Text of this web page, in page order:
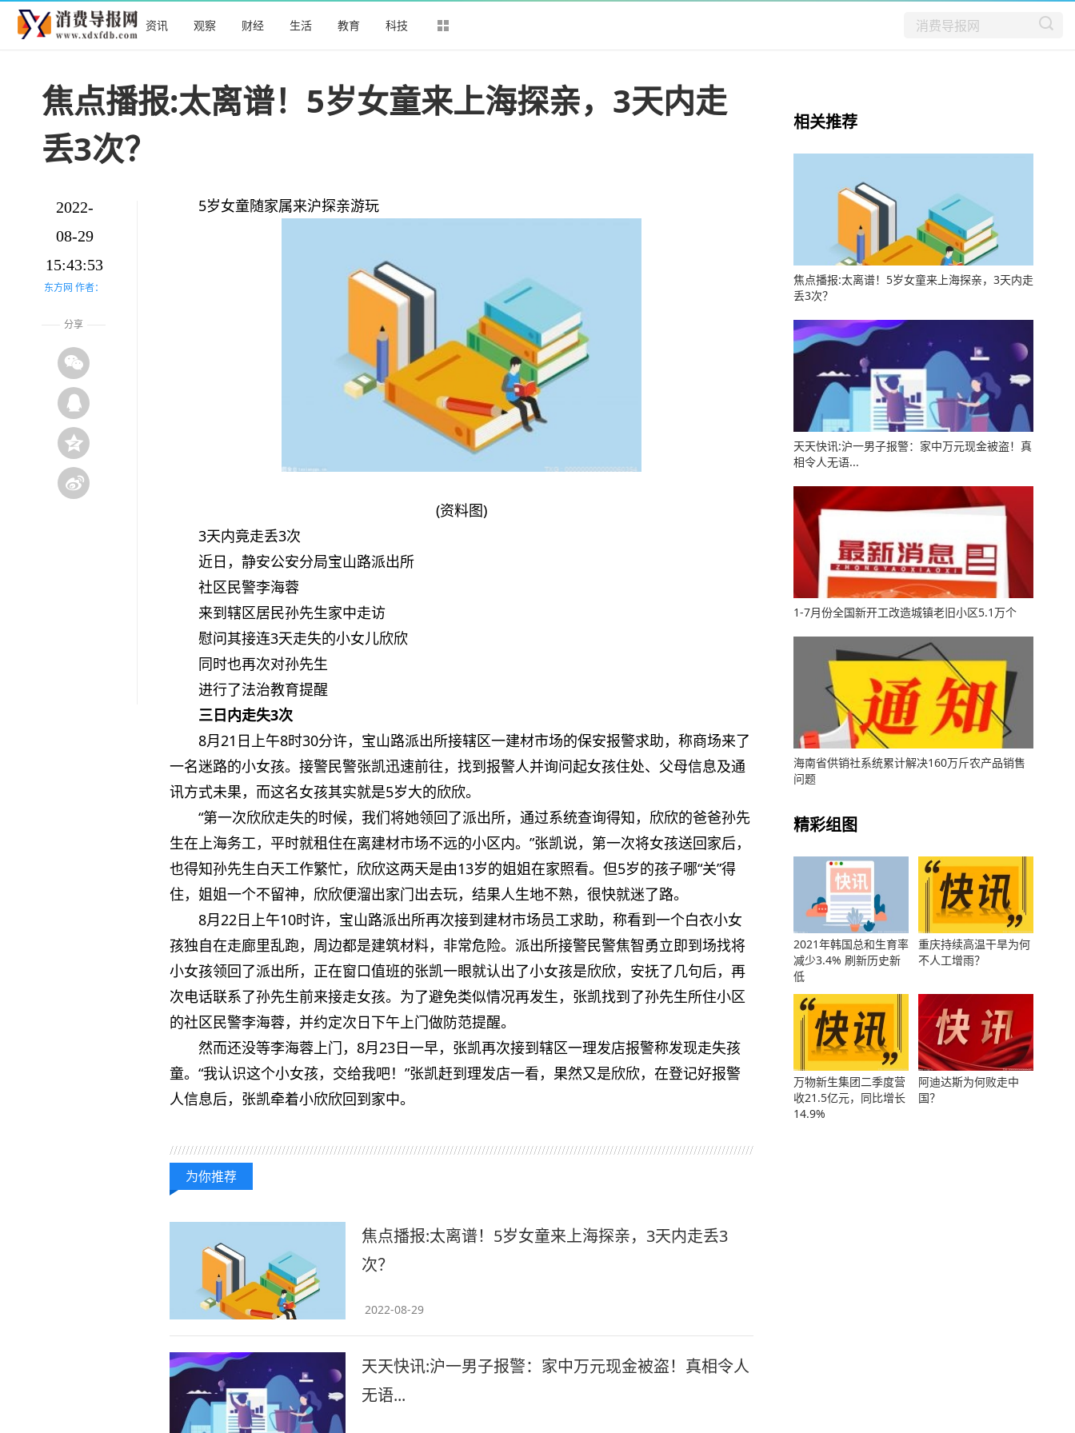
资讯 观察 财经 生活 教育 科技
焦点播报:太离谱！5岁女童来上海探亲，3天内走
丢3次？
2022-
08-29
15:43:53
东方网 作者：
分享
5岁女童随家属来沪探亲游玩
(资料图)
3天内竟走丢3次
近日，静安公安分局宝山路派出所
社区民警李海蓉
来到辖区居民孙先生家中走访
慰问其接连3天走失的小女儿欣欣
同时也再次对孙先生
进行了法治教育提醒
三日内走失3次
8月21日上午8时30分许，宝山路派出所接辖区一建材市场的保安报警求助，称商场来了
一名迷路的小女孩。接警民警张凯迅速前往，找到报警人并询问起女孩住处、父母信息及通
讯方式未果，而这名女孩其实就是5岁大的欣欣。
“第一次欣欣走失的时候，我们将她领回了派出所，通过系统查询得知，欣欣的爸爸孙先
生在上海务工，平时就租住在离建材市场不远的小区内。”张凯说，第一次将女孩送回家后，
也得知孙先生白天工作繁忙，欣欣这两天是由13岁的姐姐在家照看。但5岁的孩子哪“关”得
住，姐姐一个不留神，欣欣便溜出家门出去玩，结果人生地不熟，很快就迷了路。
8月22日上午10时许，宝山路派出所再次接到建材市场员工求助，称看到一个白衣小女
孩独自在走廊里乱跑，周边都是建筑材料，非常危险。派出所接警民警焦智勇立即到场找将
小女孩领回了派出所，正在窗口值班的张凯一眼就认出了小女孩是欣欣，安抚了几句后，再
次电话联系了孙先生前来接走女孩。为了避免类似情况再发生，张凯找到了孙先生所住小区
的社区民警李海蓉，并约定次日下午上门做防范提醒。
然而还没等李海蓉上门，8月23日一早，张凯再次接到辖区一理发店报警称发现走失孩
童。“我认识这个小女孩，交给我吧！”张凯赶到理发店一看，果然又是欣欣，在登记好报警
人信息后，张凯牵着小欣欣回到家中。
为你推荐
焦点播报:太离谱！5岁女童来上海探亲，3天内走丢3
次？
2022-08-29
天天快讯:沪一男子报警：家中万元现金被盗！真相令人
无语...
相关推荐
焦点播报:太离谱！5岁女童来上海探亲，3天内走
丢3次？
天天快讯:沪一男子报警：家中万元现金被盗！真
相令人无语...
1-7月份全国新开工改造城镇老旧小区5.1万个
海南省供销社系统累计解决160万斤农产品销售
问题
精彩组图
2021年韩国总和生育率
减少3.4% 刷新历史新
低
重庆持续高温干旱为何
不人工增雨？
万物新生集团二季度营
收21.5亿元，同比增长
14.9%
阿迪达斯为何败走中
国？